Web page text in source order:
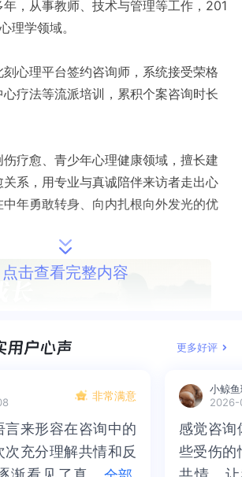
，从事教师、技术与管理等工作，201
理学领域。
心理平台签约咨询师，系统接受荣格
疗法等流派培训，累积个案咨询时长
疗愈、青少年心理健康领域，擅长建
系，用专业与真诚陪伴来访者走出心
年勇敢转身、向内扎根向外发光的优
“共识性”梦境：
咨询给我的确信感
点击查看完整内容
更多好评
非常满意
言来形容在咨询中的
充分理解共情和反
言来形容在咨询中的
充分理解共情和反
小鲸
感觉咨询
些受伤的
感觉咨询
些受伤的